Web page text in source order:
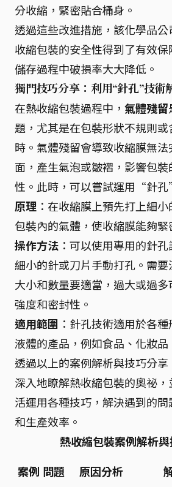
分收縮，緊密貼合桶身。
透過這些改進措施，該化學品
收縮包裝的安全性得到了有效
儲存過程中破損率大大降低。
獨門技巧分享：利用“針孔”技術
在熱收縮包裝過程中， 氣體殘留
題，尤其是在包裝形狀不規則
時。氣體殘留會導致收縮膜無
面，產生氣泡或皺褶，影響包
性。此時，可以嘗試運用“針孔
原理 ：在收縮膜上預先打上細
包裝內的氣體，使收縮膜能夠緊
操作方法 ：可以使用專用的針
細小的針或刀片手動打孔。需
大小和數量要適當，過大或過
強度和密封性。
適用範圍 ：針孔技術適用於各
液體的產品，例如食品、化妝品
透過以上的案例解析與技巧分
深入地瞭解熱收縮包裝的奧祕
活運用各種技巧，解決遇到的
和生產效率。
熱收縮包裝案例解析
案例 問題 原因分析